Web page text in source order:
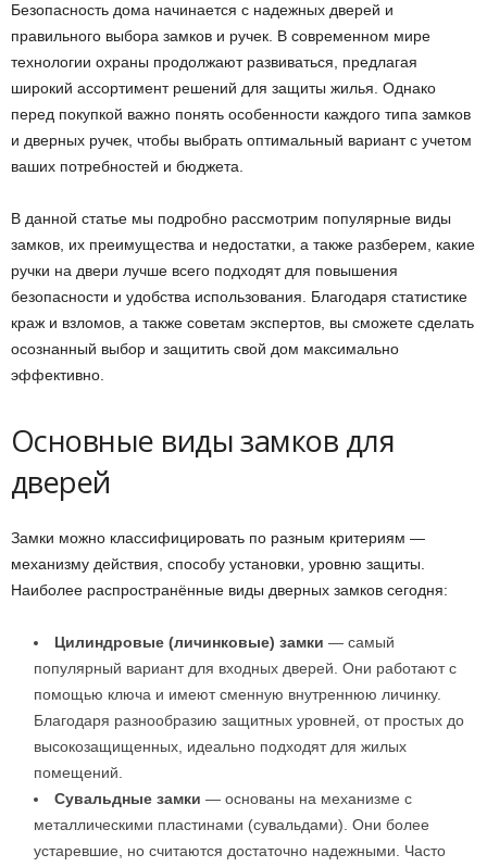
Безопасность дома начинается с надежных дверей и
правильного выбора замков и ручек. В современном мире
технологии охраны продолжают развиваться, предлагая
широкий ассортимент решений для защиты жилья. Однако
перед покупкой важно понять особенности каждого типа замков
и дверных ручек, чтобы выбрать оптимальный вариант с учетом
ваших потребностей и бюджета.
В данной статье мы подробно рассмотрим популярные виды
замков, их преимущества и недостатки, а также разберем, какие
ручки на двери лучше всего подходят для повышения
безопасности и удобства использования. Благодаря статистике
краж и взломов, а также советам экспертов, вы сможете сделать
осознанный выбор и защитить свой дом максимально
эффективно.
Основные виды замков для
дверей
Замки можно классифицировать по разным критериям —
механизму действия, способу установки, уровню защиты.
Наиболее распространённые виды дверных замков сегодня:
Цилиндровые (личинковые) замки — самый
популярный вариант для входных дверей. Они работают с
помощью ключа и имеют сменную внутреннюю личинку.
Благодаря разнообразию защитных уровней, от простых до
высокозащищенных, идеально подходят для жилых
помещений.
Сувальдные замки — основаны на механизме с
металлическими пластинами (сувальдами). Они более
устаревшие, но считаются достаточно надежными. Часто